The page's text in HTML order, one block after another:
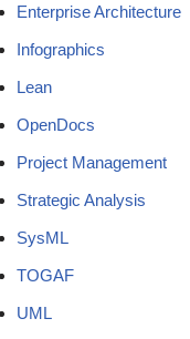
Enterprise Architecture
Infographics
Lean
OpenDocs
Project Management
Strategic Analysis
SysML
TOGAF
UML